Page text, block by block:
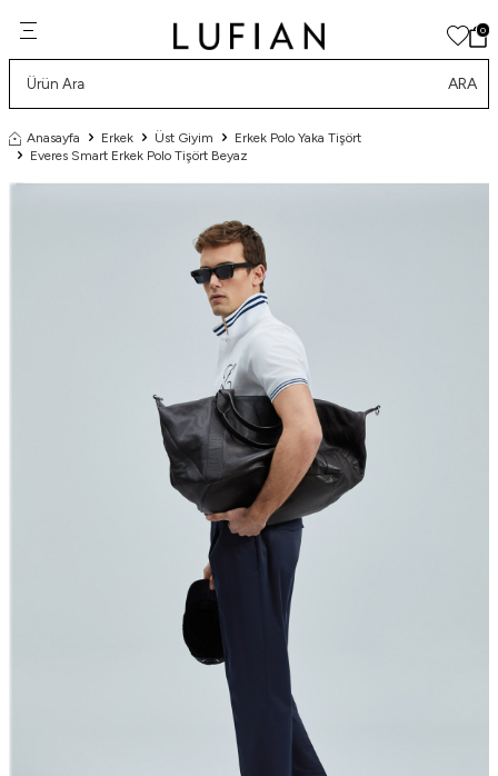
0
ARA
Anasayfa Erkek Üst Giyim
Erkek Polo Yaka Tişört
Everes Smart Erkek Polo Tişört Beyaz